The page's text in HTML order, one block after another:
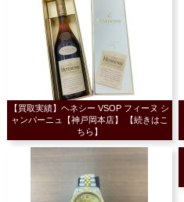
【買取実績】ヘネシー VSOP フィーヌ シ
ャンパーニュ【神戸岡本店】 【続きはこ
ちら】